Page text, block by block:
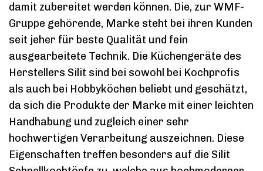
damit zubereitet werden können. Die, zur WMF-
Gruppe gehörende, Marke steht bei ihren Kunden
seit jeher für beste Qualität und fein
ausgearbeitete Technik. Die Küchengeräte des
Herstellers Silit sind bei sowohl bei Kochprofis
als auch bei Hobbyköchen beliebt und geschätzt,
da sich die Produkte der Marke mit einer leichten
Handhabung und zugleich einer sehr
hochwertigen Verarbeitung auszeichnen. Diese
Eigenschaften treffen besonders auf die Silit